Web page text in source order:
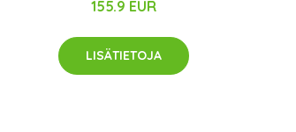
155.9 EUR
LISÄTIETOJA